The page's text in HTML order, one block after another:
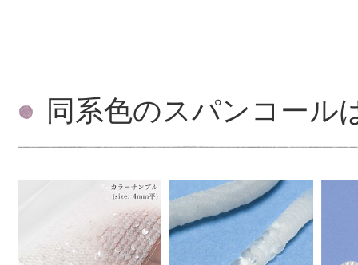
同系色のスパンコール